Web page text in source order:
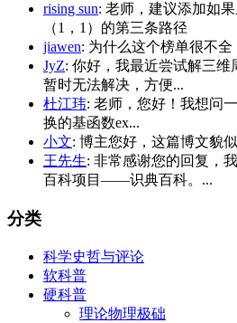
rising sun: 老师，建议添加如
（1，1）的第三条路径
jiawen: 为什么这个榜单很不
JyZ: 你好，我最近尝试解三维
暂时无法解决，方便...
杜江玮: 老师，您好！我想问
换的基函数ex...
小文: 博主您好，这篇博文貌
王先生: 非常感谢您的回复，
百科项目——识典百科。...
分类
科学史哲与评论
软科普
硬科普
理论物理极础